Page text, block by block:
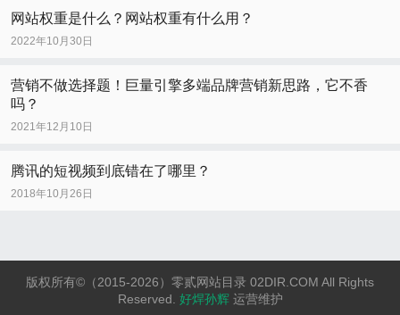
网站权重是什么？网站权重有什么用？
2022年10月30日
营销不做选择题！巨量引擎多端品牌营销新思路，它不香
吗？
2021年12月10日
腾讯的短视频到底错在了哪里？
2018年10月26日
版权所有©（2015-2026）零贰网站目录 02DIR.COM All Rights
Reserved. 好焊孙辉 运营维护